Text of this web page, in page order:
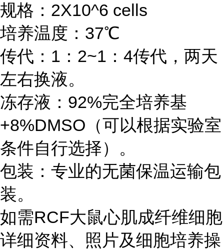
规格：2X10^6 cells
培养温度：37℃
传代：1：2~1：4传代，两天
左右换液。
冻存液：92%完全培养基
+8%DMSO（可以根据实验室
条件自行选择）。
包装：专业的无菌保温运输包
装。
如需RCF大鼠心肌成纤维细胞
详细资料、照片及细胞培养操